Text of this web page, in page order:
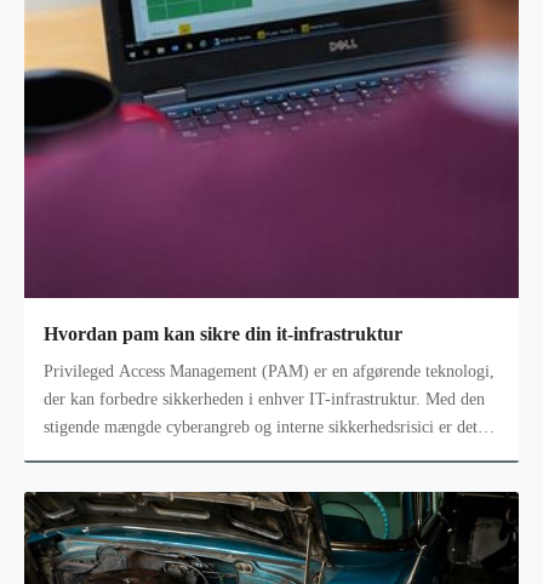
Hvordan pam kan sikre din it-infrastruktur
Privileged Access Management (PAM) er en afgørende teknologi,
der kan forbedre sikkerheden i enhver IT-infrastruktur. Med den
stigende mængde cyberangreb og interne sikkerhedsrisici er det